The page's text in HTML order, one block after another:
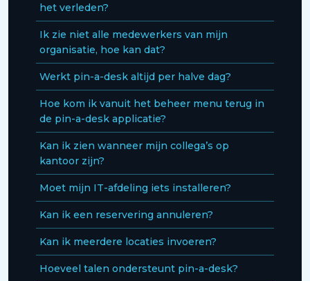
het verleden?
Ik zie niet alle medewerkers van mijn
organisatie, hoe kan dat?
Werkt pin-a-desk altijd per halve dag?
Hoe kom ik vanuit het beheer menu terug in
de pin-a-desk applicatie?
Kan ik zien wanneer mijn collega’s op
kantoor zijn?
Moet mijn IT-afdeling iets installeren?
Kan ik een reservering annuleren?
Kan ik meerdere locaties invoeren?
Hoeveel talen ondersteunt pin-a-desk?